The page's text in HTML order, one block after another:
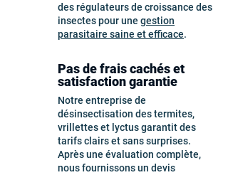
des régulateurs de croissance des
insectes pour une gestion
parasitaire saine et efficace.
Pas de frais cachés et
satisfaction garantie
Notre entreprise de
désinsectisation des termites,
vrillettes et lyctus garantit des
tarifs clairs et sans surprises.
Après une évaluation complète,
nous fournissons un devis